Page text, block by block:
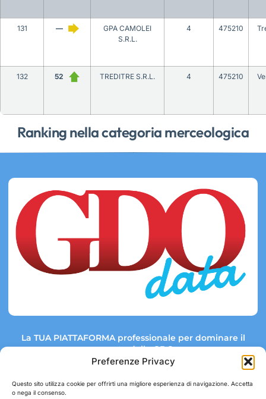
Preferenze Privacy
Questo sito utilizza cookie per offrirti una migliore esperienza di navigazione. Accetta
o nega il consenso.
Ranking nella categoria merceologica
131 —
GPA CAMOLEI
S.R.L.
4 475210
132 52 TREDITRE S.R.L. 4 475210
La TUA PIATTAFORMA professionale per dominare il
mercato della GDO.